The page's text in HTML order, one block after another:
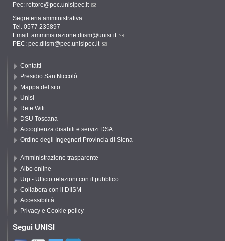
Pec: rettore@pec.unisipec.it
Segreteria amministrativa
Tel. 0577 235897
Email: amministrazione.diism@unisi.it
PEC: pec.diism@pec.unisipec.it
Contatti
Presidio San Niccolò
Mappa del sito
Unisi
Rete Wifi
DSU Toscana
Accoglienza disabili e servizi DSA
Ordine degli Ingegneri Provincia di Siena
Amministrazione trasparente
Albo online
Urp - Ufficio relazioni con il pubblico
Collabora con il DIISM
Accessibilità
Privacy e Cookie policy
Segui UNISI